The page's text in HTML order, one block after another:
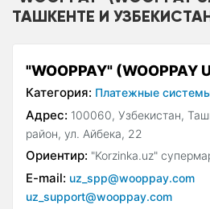
ТАШКЕНТЕ И
"WOOPPAY" (WOOPPAY
Категория: Платежные
Адрес: 100060, Узбекистан,
район, ул. Айбека, 22
Ориентир: "Korzinka.uz"
E-mail: uz_spp@wooppay.com
uz_support@wooppay.com